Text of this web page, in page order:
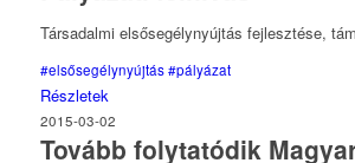
Társadalmi elsősegélynyújtás fejlesztése,
#elsősegélynyújtás #pályázat
Részletek
2015-03-02
Tovább folytatódik